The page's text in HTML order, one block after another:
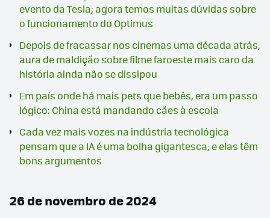
evento da Tesla; agora temos muitas dúvidas sobre
o funcionamento do Optimus
Depois de fracassar nos cinemas uma década atrás,
aura de maldição sobre filme faroeste mais caro da
história ainda não se dissipou
Em país onde há mais pets que bebês, era um passo
lógico: China está mandando cães à escola
Cada vez mais vozes na indústria tecnológica
pensam que a IA é uma bolha gigantesca; e elas têm
bons argumentos
26 de novembro de 2024